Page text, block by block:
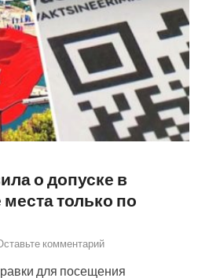
о допуске в
только по
комментарий
для посещения